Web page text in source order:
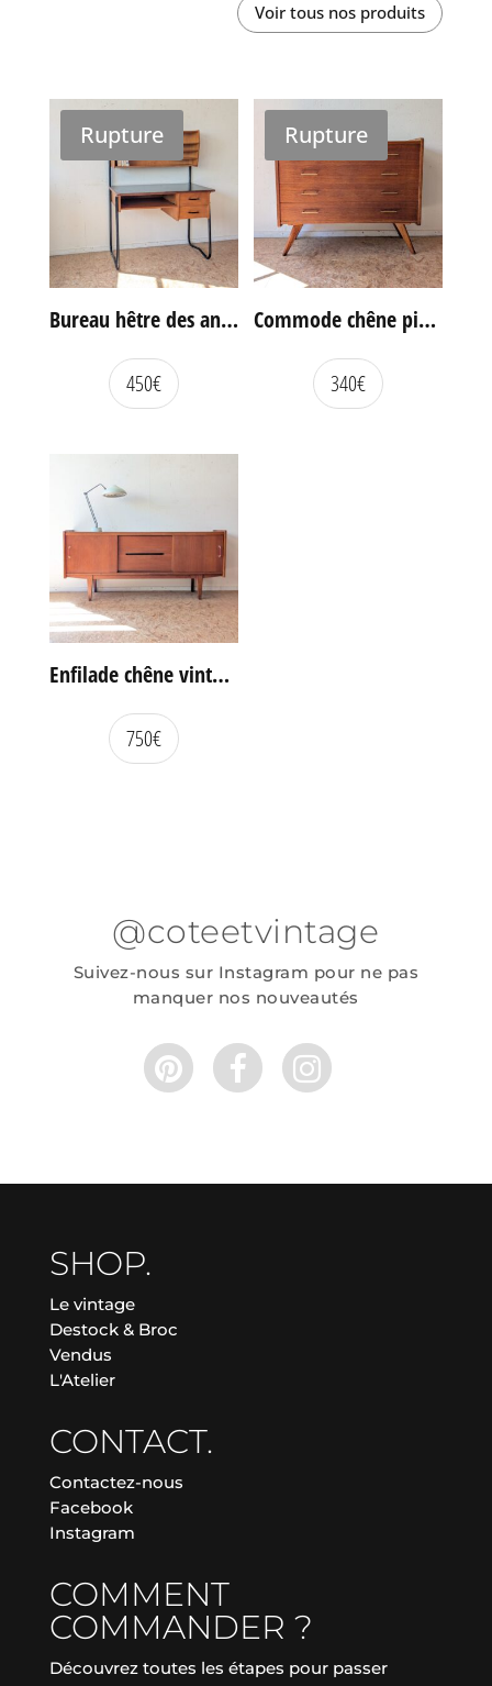
Voir tous nos produits
Rupture
Bureau hêtre des années 60
450€
Rupture
Commode chêne pieds compas vintage
340€
Enfilade chêne vintage portes coulissantes
750€
@coteetvintage
Suivez-nous sur Instagram pour ne pas
manquer nos nouveautés
SHOP.
Le vintage
Destock & Broc
Vendus
L'Atelier
CONTACT.
Contactez-nous
Facebook
Instagram
COMMENT
COMMANDER ?
Découvrez toutes les étapes pour passer